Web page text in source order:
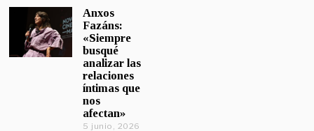
Anxos
Fazáns:
«Siempre
busqué
analizar las
relaciones
íntimas que
nos
afectan»
5 junio, 2026